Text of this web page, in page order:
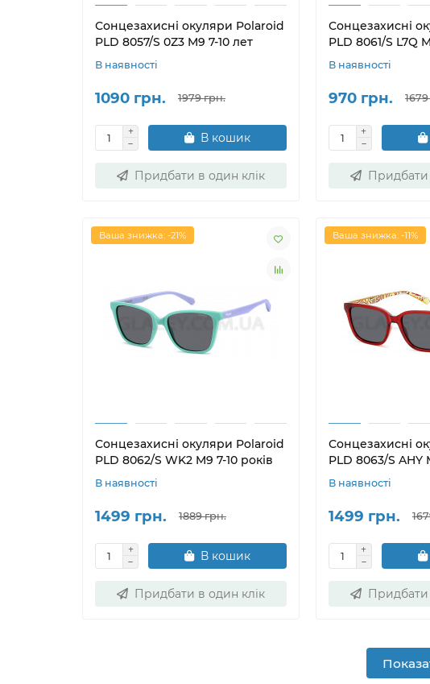
Сонцезахисні окуляри Polaroid
PLD 8057/S 0Z3 M9 7-10 лет
В наявності
1090 грн. 1979 грн.
В кошик
Придбати в один клік
Сонцезахисні
PLD 8061/S L7Q
В наявності
970 грн.
Придбати
Ваша знижка: -21%
Сонцезахисні окуляри Polaroid
PLD 8062/S WK2 M9 7-10 років
В наявності
1499 грн. 1889 грн.
В кошик
Придбати в один клік
Ваша знижка: -11%
Сонцезахисні
PLD 8063/S AHY
В наявності
1499 грн.
Придбати